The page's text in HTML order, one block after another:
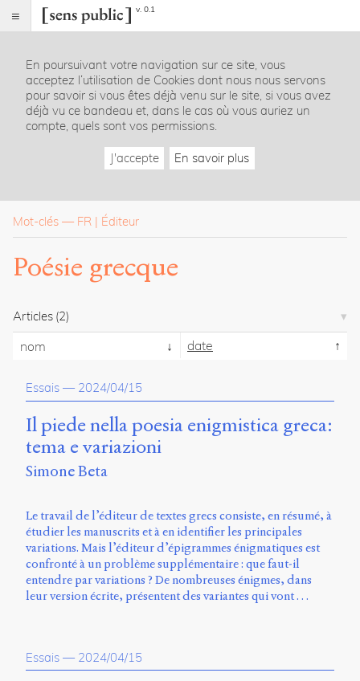
v. 0.1
Index
Rubriques
Essais
La
revue
Présentation
Publier
du
site
Archipel
En
ligne
Université
de
Sherbrooke
Campus
Local
B1-
En poursuivant votre navigation sur ce site, vous
acceptez l’utilisation de Cookies dont nous nous servons
pour savoir si vous êtes déjà venu sur le site, si vous avez
déjà vu ce bandeau et, dans le cas où vous auriez un
compte, quels sont vos permissions.
J'accepte En savoir plus
Mot-clés — FR Éditeur
Poésie grecque
Articles (2)
nom date
Essais — 2024/04/15
Il piede nella poesia enigmistica greca:
tema e variazioni
Simone Beta
Le travail de l’éditeur de textes grecs consiste, en résumé, à
étudier les manuscrits et à en identifier les principales
variations. Mais l’éditeur d’épigrammes énigmatiques est
confronté à un problème supplémentaire : que faut-il
entendre par variations ? De nombreuses énigmes, dans
leur version écrite, présentent des variantes qui vont …
Essais — 2024/04/15